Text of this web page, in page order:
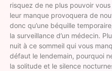
risquez de ne plus pouvoir
leur manque provoquera de
donc qu’une béquille
la surveillance d’un médecin.
nuit à ce sommeil qui vous
défaut le lendemain, pourquoi
la solitude et le silence